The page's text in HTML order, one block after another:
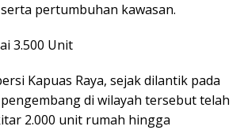
pertumbuhan kawasan.
3.500 Unit
Kapuas Raya, sejak dilantik pada
di wilayah tersebut telah
2.000 unit rumah hingga